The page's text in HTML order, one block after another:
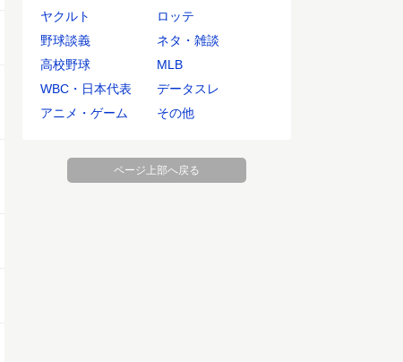
ヤクルト
ロッテ
野球談義
ネタ・雑談
高校野球
MLB
WBC・日本代表
データスレ
アニメ・ゲーム
その他
ページ上部へ戻る